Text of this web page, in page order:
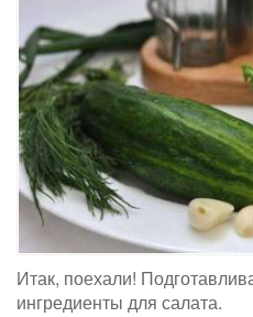
Итак, поехали!
ингредиенты для салата.